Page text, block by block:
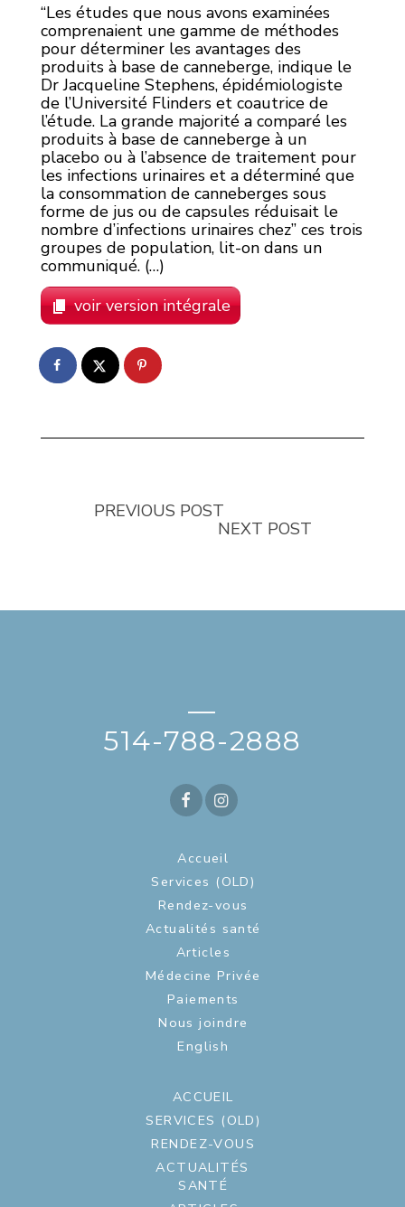
“Les études que nous avons examinées
comprenaient une gamme de méthodes
pour déterminer les avantages des
produits à base de canneberge, indique le
Dr Jacqueline Stephens, épidémiologiste
de l’Université Flinders et coautrice de
l’étude. La grande majorité a comparé les
produits à base de canneberge à un
placebo ou à l’absence de traitement pour
les infections urinaires et a déterminé que
la consommation de canneberges sous
forme de jus ou de capsules réduisait le
nombre d’infections urinaires chez” ces trois
groupes de population, lit-on dans un
communiqué. (…)
voir version intégrale
PREVIOUS POST
NEXT POST
—
514-788-2888
Accueil
Services (OLD)
Rendez-vous
Actualités santé
Articles
Médecine Privée
Paiements
Nous joindre
English
ACCUEIL
SERVICES (OLD)
RENDEZ-VOUS
ACTUALITÉS
SANTÉ